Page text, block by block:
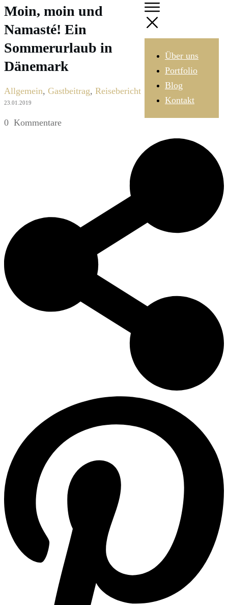
Über uns
Portfolio
Blog
Kontakt
Moin, moin und
Namasté! Ein
Sommerurlaub in
Dänemark
Allgemein, Gastbeitrag, Reisebericht
23.01.2019
0 Kommentare